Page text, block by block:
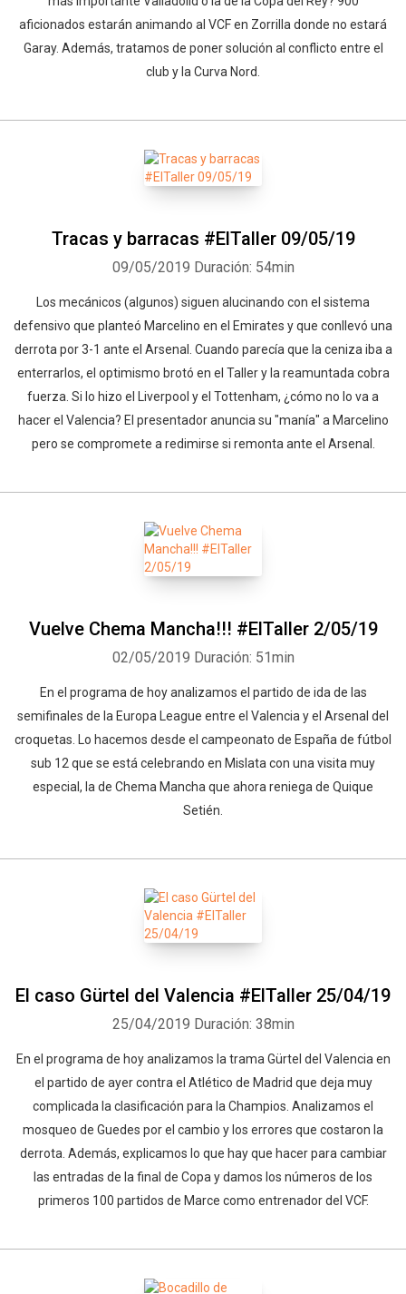
aficionados estarán animando al VCF en Zorrilla donde no estará
Garay. Además, tratamos de poner solución al conflicto entre el
club y la Curva Nord.
Tracas y barracas #ElTaller 09/05/19
09/05/2019 Duración: 54min
Los mecánicos (algunos) siguen alucinando con el sistema
defensivo que planteó Marcelino en el Emirates y que conllevó una
derrota por 3-1 ante el Arsenal. Cuando parecía que la ceniza iba a
enterrarlos, el optimismo brotó en el Taller y la reamuntada cobra
fuerza. Si lo hizo el Liverpool y el Tottenham, ¿cómo no lo va a
hacer el Valencia? El presentador anuncia su "manía" a Marcelino
pero se compromete a redimirse si remonta ante el Arsenal.
Vuelve Chema Mancha!!! #ElTaller 2/05/19
02/05/2019 Duración: 51min
En el programa de hoy analizamos el partido de ida de las
semifinales de la Europa League entre el Valencia y el Arsenal del
croquetas. Lo hacemos desde el campeonato de España de fútbol
sub 12 que se está celebrando en Mislata con una visita muy
especial, la de Chema Mancha que ahora reniega de Quique
Setién.
El caso Gürtel del Valencia #ElTaller 25/04/19
25/04/2019 Duración: 38min
En el programa de hoy analizamos la trama Gürtel del Valencia en
el partido de ayer contra el Atlético de Madrid que deja muy
complicada la clasificación para la Champios. Analizamos el
mosqueo de Guedes por el cambio y los errores que costaron la
derrota. Además, explicamos lo que hay que hacer para cambiar
las entradas de la final de Copa y damos los números de los
primeros 100 partidos de Marce como entrenador del VCF.
Whatsapp Facebook Twitter E-mail